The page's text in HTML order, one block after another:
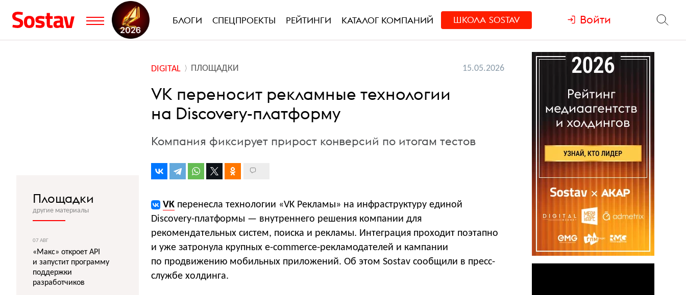
БЛОГИ СПЕЦПРОЕКТЫ РЕЙТИНГИ КАТАЛОГ КОМПАНИЙ ШКОЛА SOSTAV Войти
DIGITAL ПЛОЩАДКИ 15.05.2026
VK переносит рекламные технологии
на Discovery-платформу
Компания фиксирует прирост конверсий по итогам тестов
VK перенесла технологии «VK Рекламы» на инфраструктуру единой
Discovery-платформы — внутреннего решения компании для
рекомендательных систем, поиска и рекламы. Интеграция проходит поэтапно
и уже затронула крупных e-commerce-рекламодателей и кампании
по продвижению мобильных приложений. Об этом Sostav сообщили в пресс-
службе холдинга.
Площадки
другие материалы
07 АВГ
«Макс» откроет API
и запустит программу
поддержки
разработчиков